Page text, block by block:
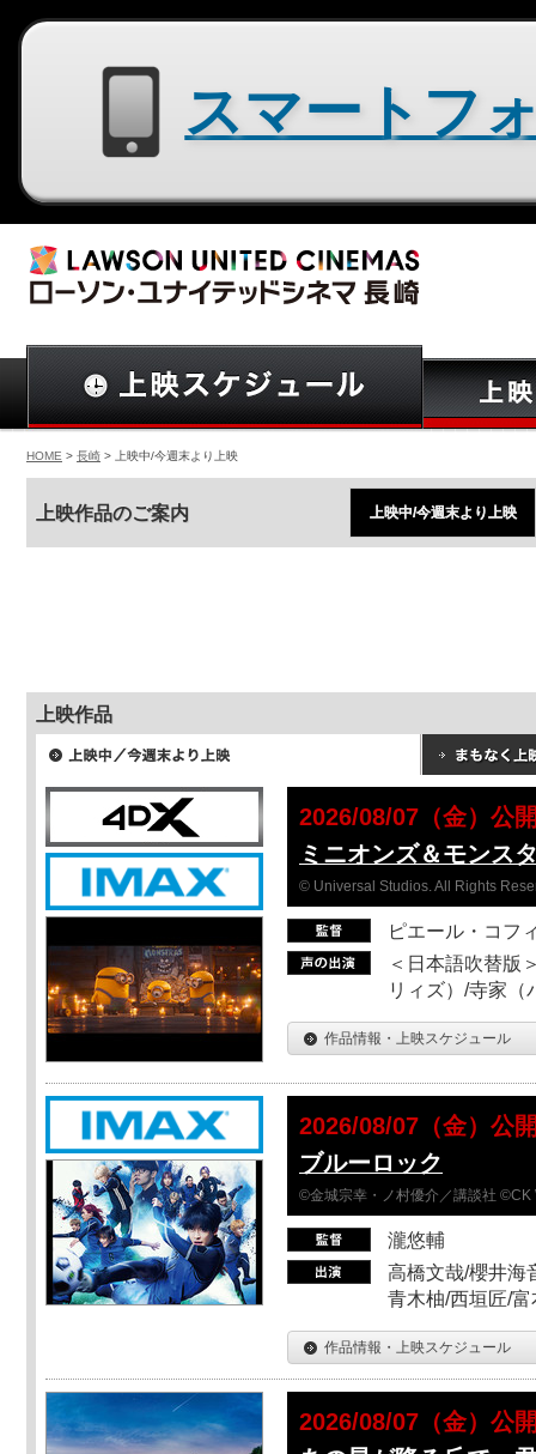
HOME > 長崎 > 上映中/今週末より上映
上映作品のご案内 上映中/今週末より上映
上映作品
2026/08/07（金）公
ミニオンズ＆モンス
© Universal Studios. All Rights
ピエール・コフ
＜日本語吹替版
リィズ）/寺家（
作品情報・上映スケジュール
2026/08/07（金）公
ブルーロック
©金城宗幸・ノ村優介／講談社 ©CK
瀧悠輔
高橋文哉/櫻井海
青木柚/西垣匠/
作品情報・上映スケジュール
2026/08/07（金）公